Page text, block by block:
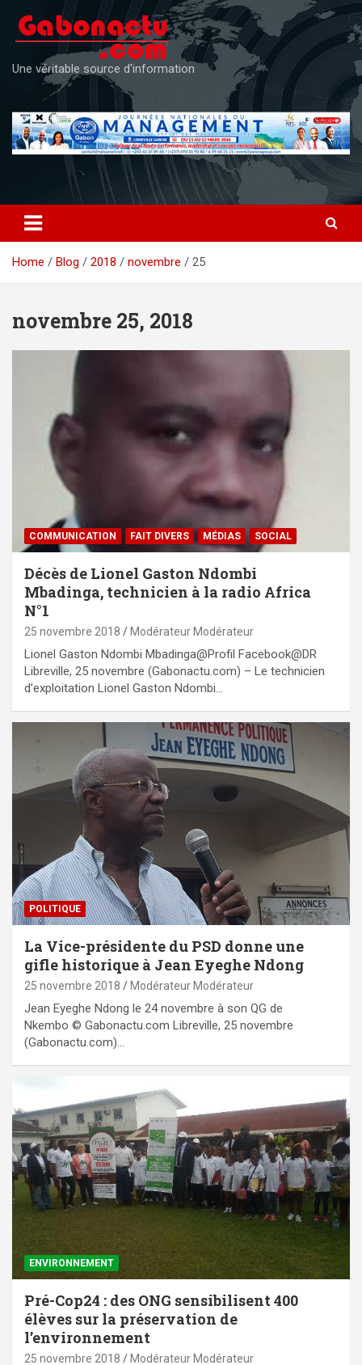
content
Une véritable source d'information
Home Blog 2018 novembre 25
novembre 25, 2018
COMMUNICATION FAIT DIVERS MÉDIAS SOCIAL
Décès de Lionel Gaston Ndombi
Mbadinga, technicien à la radio Africa
N°1
25 novembre 2018 Modérateur Modérateur
Lionel Gaston Ndombi Mbadinga@Profil Facebook@DR
Libreville, 25 novembre (Gabonactu.com) – Le technicien
d’exploitation Lionel Gaston Ndombi…
POLITIQUE
La Vice-présidente du PSD donne une
gifle historique à Jean Eyeghe Ndong
25 novembre 2018 Modérateur Modérateur
Jean Eyeghe Ndong le 24 novembre à son QG de
Nkembo © Gabonactu.com Libreville, 25 novembre
(Gabonactu.com)…
ENVIRONNEMENT
Pré-Cop24 : des ONG sensibilisent 400
élèves sur la préservation de
l’environnement
25 novembre 2018 Modérateur Modérateur